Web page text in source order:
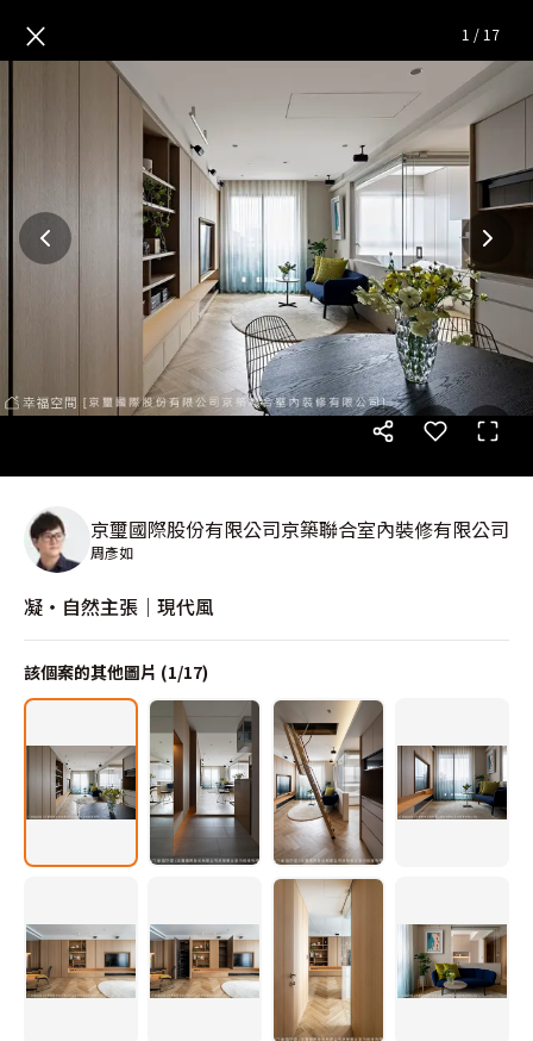
凝‧自然主張｜現代風 — 完整
× 1 / 17
京璽國際股份有限公司京築聯合室內裝修有限公司
周彥如
凝‧自然主張｜現代風
該個案的其他圖片 (1/17)